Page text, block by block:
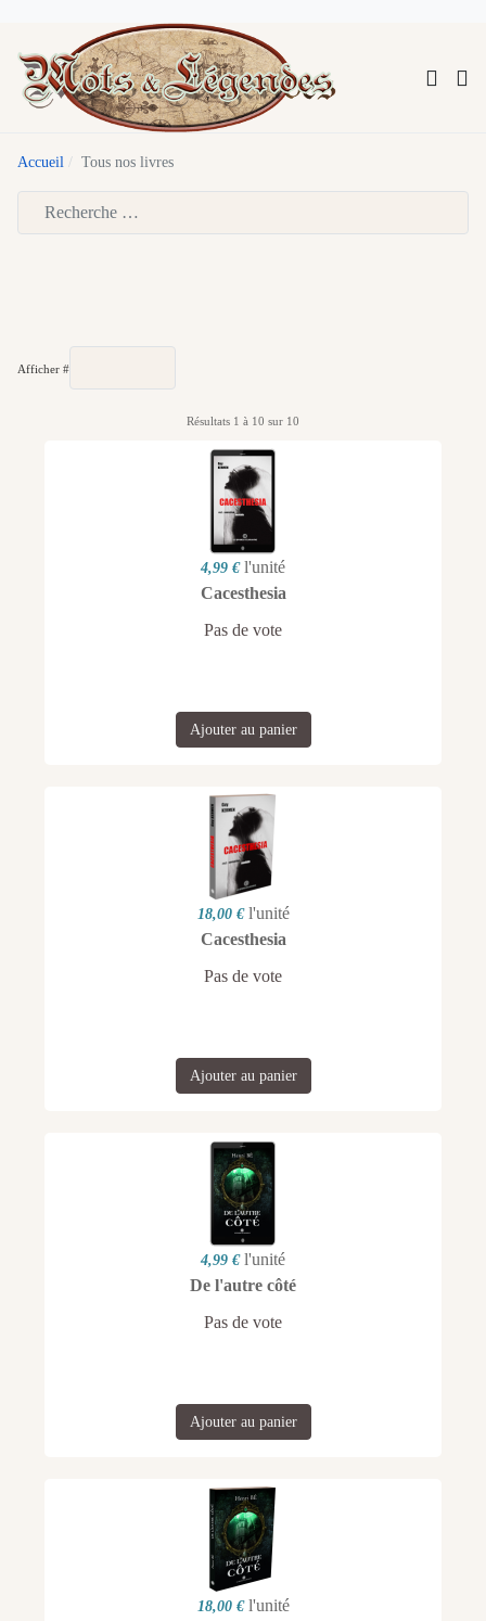
Accueil Tous nos livres
Afficher #
Résultats 1 à 10 sur 10
4,99 € l'unité
Cacesthesia
Pas de vote
Ajouter au panier
18,00 € l'unité
Cacesthesia
Pas de vote
Ajouter au panier
4,99 € l'unité
De l'autre côté
Pas de vote
Ajouter au panier
18,00 € l'unité